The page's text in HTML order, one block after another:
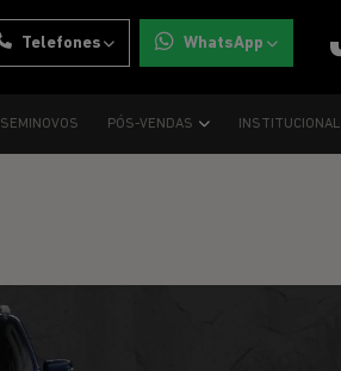
Telefones WhatsApp
SEMINOVOS PÓS-VENDAS INSTITUCIONAL